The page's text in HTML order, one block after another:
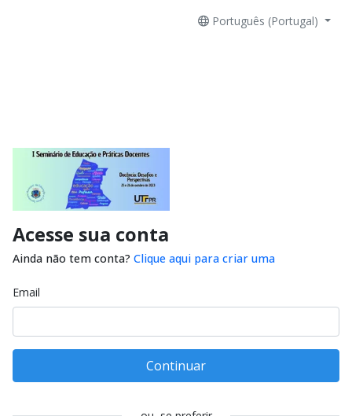
Português (Portugal)
Acesse sua conta
Ainda não tem conta? Clique aqui para criar uma
Email
Continuar